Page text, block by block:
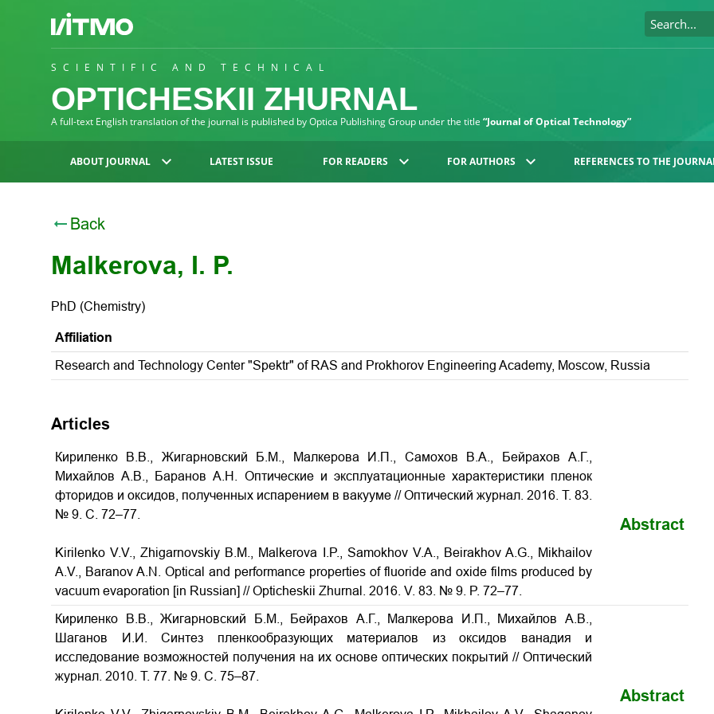
SCIENTIFIC AND TECHNICAL
OPTICHESKII ZHURNAL
A full-text English translation of the journal is published by Optica Publishing Group under the title “Journal of Optical Technology”
ABOUT JOURNAL LATEST ISSUE FOR READERS FOR AUTHORS REFERENCES TO THE
Back
Malkerova, I. P.
PhD (Chemistry)
Affiliation
Research and Technology Center "Spektr" of RAS and Prokhorov Engineering Academy, Moscow, Russia
Articles
Кириленко В.В., Жигарновский Б.М., Малкерова И.П., Самохов В.А., Бейрахов А.Г.,
Михайлов А.В., Баранов А.Н. Оптические и эксплуатационные характеристики пленок
фторидов и оксидов, полученных испарением в вакууме // Оптический журнал. 2016. Т. 83.
№ 9. С. 72–77.
Kirilenko V.V., Zhigarnovskiy B.M., Malkerova I.P., Samokhov V.A., Beirakhov A.G., Mikhailov
A.V., Baranov A.N. Optical and performance properties of fluoride and oxide films produced by
vacuum evaporation [in Russian] // Opticheskii Zhurnal. 2016. V. 83. № 9. P. 72–77.
Abstract
Кириленко В.В., Жигарновский Б.М., Бейрахов А.Г., Малкерова И.П., Михайлов А.В.,
Шаганов И.И. Синтез пленкообразующих материалов из оксидов ванадия и
исследование возможностей получения на их основе оптических покрытий // Оптический
журнал. 2010. Т. 77. № 9. С. 75–87.
Abstract